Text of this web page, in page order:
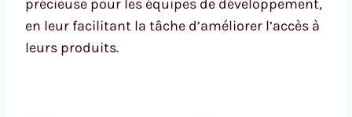
précieuse pour les équipes de développement,
en leur facilitant la tâche d’améliorer l’accès à
leurs produits.